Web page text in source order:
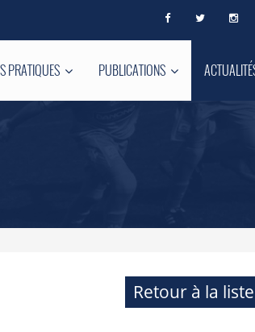
PRATIQUES PUBLICATIONS
Retour à la liste